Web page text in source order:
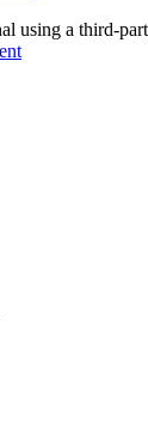
using a third-